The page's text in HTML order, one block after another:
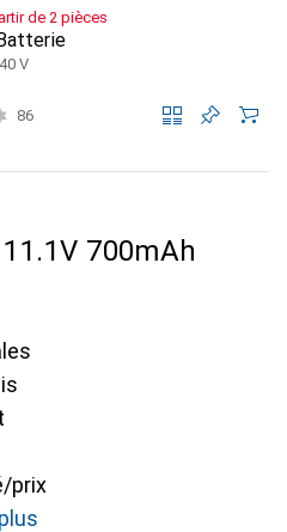
de 2 pièces
V
86
11.1V 700mAh
prix
plus